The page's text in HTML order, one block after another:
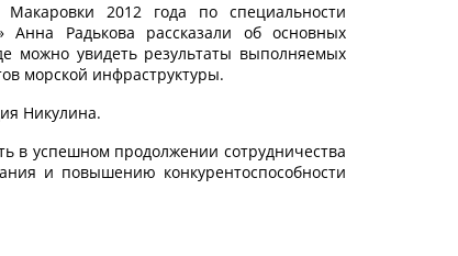
2012 года по специальности
Радькова рассказали об основных
можно увидеть результаты выполняемых
морской инфраструктуры.
Никулина.
в успешном продолжении сотрудничества
и повышению конкурентоспособности